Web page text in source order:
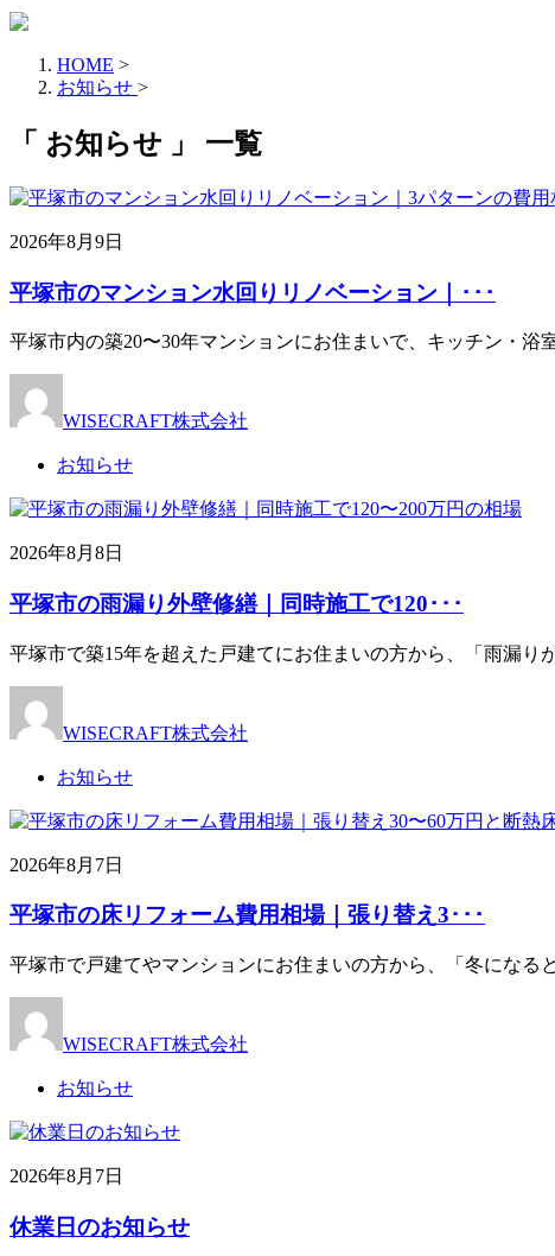
HOME >
お知らせ >
「 お知らせ 」 一覧
2026年8月9日
平塚市のマンション水回りリノベーション｜･･･
平塚市内の築20〜30年マンションにお住まいで、キッチン・
WISECRAFT株式会社
お知らせ
2026年8月8日
平塚市の雨漏り外壁修繕｜同時施工で120･･･
平塚市で築15年を超えた戸建てにお住まいの方から、「雨漏
WISECRAFT株式会社
お知らせ
2026年8月7日
平塚市の床リフォーム費用相場｜張り替え3･･･
平塚市で戸建てやマンションにお住まいの方から、「冬にな
WISECRAFT株式会社
お知らせ
2026年8月7日
休業日のお知らせ